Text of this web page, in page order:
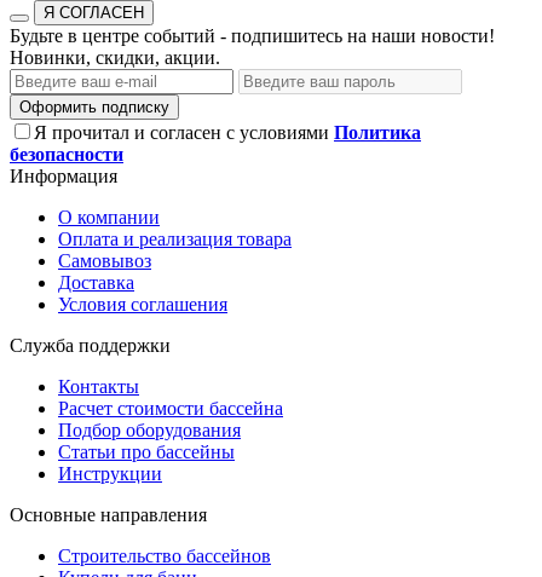
Я СОГЛАСЕН
Будьте в центре событий - подпишитесь на наши новости!
Новинки, скидки, акции.
Оформить подписку
Я прочитал и согласен с условиями Политика
безопасности
Информация
О компании
Оплата и реализация товара
Самовывоз
Доставка
Условия соглашения
Служба поддержки
Контакты
Расчет стоимости бассейна
Подбор оборудования
Статьи про бассейны
Инструкции
Основные направления
Строительство бассейнов